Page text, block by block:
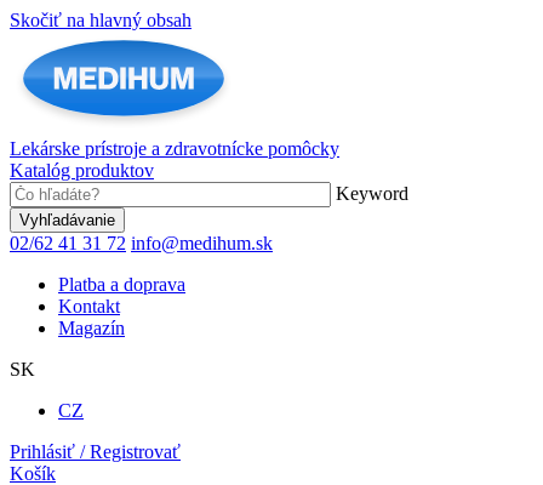
Skočiť na hlavný obsah
Lekárske prístroje a zdravotnícke pomôcky
Katalóg produktov
Keyword
02/62 41 31 72 info@medihum.sk
Platba a doprava
Kontakt
Magazín
SK
CZ
Prihlásiť / Registrovať
Košík